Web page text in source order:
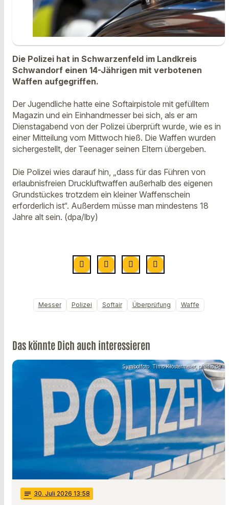
Die Polizei hat in Schwarzenfeld im Landkreis
Schwandorf einen 14-Jährigen mit verbotenen
Waffen aufgegriffen.
Der Jugendliche hatte eine Softairpistole mit gefülltem
Magazin und ein Einhandmesser bei sich, als er am
Dienstagabend von der Polizei überprüft wurde, wie es in
einer Mitteilung vom Mittwoch hieß. Die Waffen wurden
sichergestellt, der Teenager seinen Eltern übergeben.
Die Polizei wies darauf hin, „dass für das Führen von
erlaubnisfreien Druckluftwaffen außerhalb des eigenen
Grundstückes trotzdem ein kleiner Waffenschein
erforderlich ist“. Außerdem müsse man mindestens 18
Jahre alt sein. (dpa/lby)
Messer Polizei Softair Überprüfung Waffe
Das könnte Dich auch interessieren
Symbolfoto: Timo Klostermeier, pixelio.de
notes 30. Juli 2026 13:58